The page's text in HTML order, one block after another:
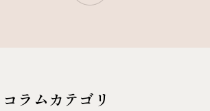
コラムカテゴリ